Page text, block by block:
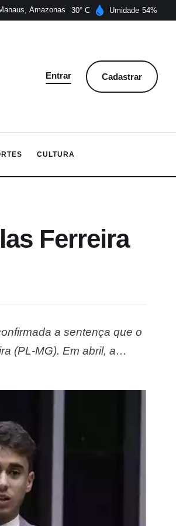
Amazonas 30 Umidade 54
Entrar Cadastrar
CULTURA
Ferreira
a sentença que o
(PL-MG). Em abril, a